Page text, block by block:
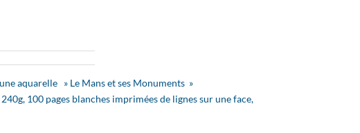
aquarelle » Le Mans et ses Monuments »
100 pages blanches imprimées de lignes sur une face,